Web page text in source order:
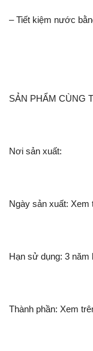
– Tiết kiệm nước
SẢN PHẨM CÙNG
Nơi sản xuất:
Ngày sản xuất: Xem
Hạn sử dụng: 3
Thành phần: Xem